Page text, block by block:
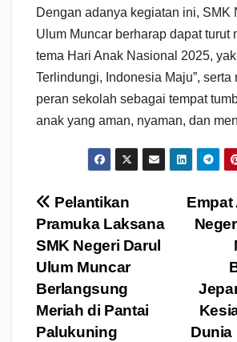
Dengan adanya kegiatan ini, SMK
Ulum Muncar berharap dapat turut
tema Hari Anak Nasional 2025,
Terlindungi, Indonesia Maju”, serta
peran sekolah sebagai tempat
anak yang aman, nyaman, dan
Navigasi
pos
Empat
Dunia
Pelantikan
Pramuka Laksana
SMK Negeri Darul
Ulum Muncar
Berlangsung
Meriah di Pantai
Palukuning